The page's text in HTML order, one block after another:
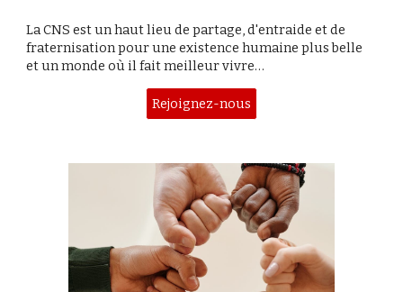
La CNS est un haut lieu de partage, d'entraide et de
fraternisation pour une existence humaine plus belle
et un monde où il fait meilleur vivre…
Rejoignez-nous